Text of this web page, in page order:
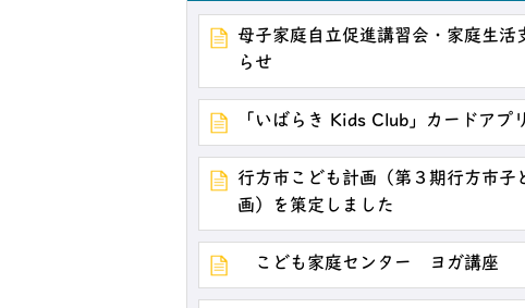
母子家庭自立促進講習会・家庭生活
らせ
「いばらき Kids Club」カードアプ
行方市こども計画（第３期行方市子
画）を策定しました
こども家庭センター ヨガ講座